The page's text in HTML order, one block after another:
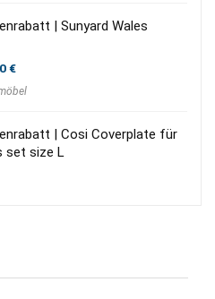
| Sunyard Wales
€Aktueller
ist:
| Cosi Coverplate für
set size L